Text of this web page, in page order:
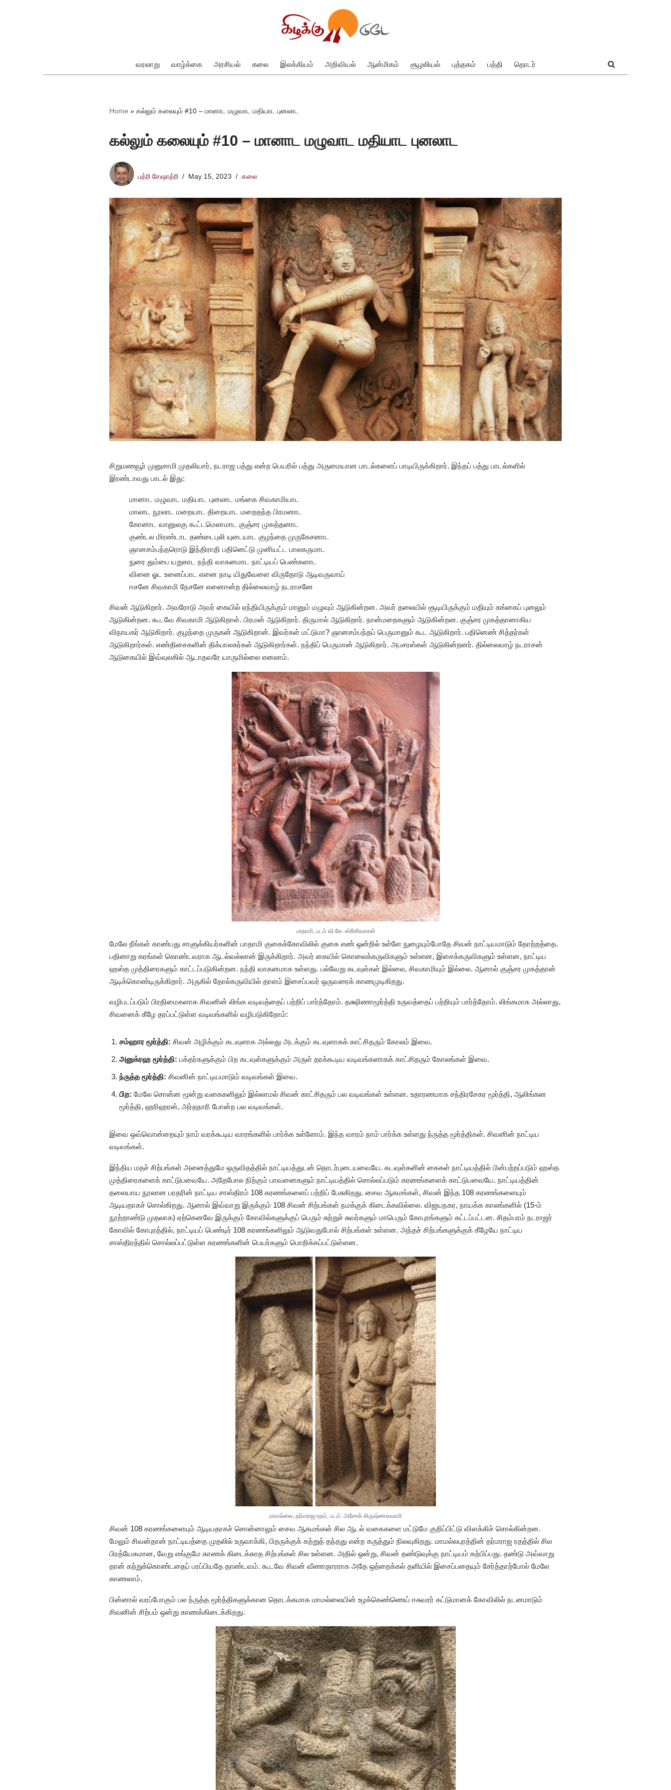
வரலாறு
வாழ்க்கை அரசியல் கலை இலக்கியம் அறிவியல் ஆன்மிகம் சூழலியல் புத்தகம் பத்தி தொடர்
Home » கல்லும் கலையும் #10 – மானாட மழுவாட மதியாட புனலாட
கல்லும் கலையும் #10 – மானாட மழுவாட மதியாட புனலாட
பத்ரி சேஷாத்ரி May 15, 2023 கலை
சிறுமணவூர் முனுசாமி முதலியார், நடராஜ பத்து என்ற பெயரில் பத்து அருமையான பாடல்களைப் பாடியிருக்கிறார். இந்தப் பத்து பாடல்களில்
இரண்டாவது பாடல் இது:
மானாட மழுவாட மதியாட புனலாட மங்கை சிவகாமியாட
மாலாட நூலாட மறையாட திறையாட மறைதந்த பிரமனாட
கோனாட வானுலகு கூட்டமெலாமாட குஞ்சர முகத்தனாட
குண்டல மிரண்டாட தண்டைபுலி யுடையாட குழந்தை முருகேசனாட
ஞானசம்பந்தரொடு இந்திராதி பதினெட்டு முனியட்ட பாலகருமாட
நுரை தும்பை யறுகாட நந்தி வாகனமாட நாட்டியப் பெண்களாட
வினை ஓட உனைப்பாட எனை நாடி யிதுவேளை விருதோடு ஆடிவருவாய்
ஈசனே சிவகாமி நேசனே எனைஈன்ற தில்லைவாழ் நடராசனே
சிவன் ஆடுகிறார். அவரோடு அவர் கையில் ஏந்தியிருக்கும் மானும் மழுவும் ஆடுகின்றன. அவர் தலையில் சூடியிருக்கும் மதியும் கங்கைப் புனலும்
ஆடுகின்றன. கூடவே சிவகாமி ஆடுகிறாள். பிரமன் ஆடுகிறார். திருமால் ஆடுகிறார். நான்மறைகளும் ஆடுகின்றன. குஞ்சர முகத்தானாகிய
விநாயகர் ஆடுகிறார். குழந்தை முருகன் ஆடுகிறான். இவர்கள் மட்டுமா? ஞானசம்பந்தப் பெருமானும் கூட ஆடுகிறார். பதினெண் சித்தர்கள்
ஆடுகிறார்கள். எண்திசைகளின் திக்பாலகர்கள் ஆடுகிறார்கள். நந்திப் பெருமான் ஆடுகிறார். அபசரஸ்கள் ஆடுகின்றனர். தில்லைவாழ் நடராசன்
ஆடுகையில் இவ்வுலகில் ஆடாதவரே யாருமில்லை எனலாம்.
பாதாமி, படம் வி.கே. ஸ்ரீனிவாசன்
மேலே நீங்கள் காண்பது சாளுக்கியர்களின் பாதாமி குகைக்கோவிலில் குகை எண் ஒன்றில் உள்ளே நுழையும்போதே சிவன் நாட்டியமாடும் தோற்றத்தை.
பதினாறு கரங்கள் கொண்டவராக ஆடல்வல்லான் இருக்கிறார். அவர் கையில் கொலைக்கருவிகளும் உள்ளன, இசைக்கருவிகளும் உள்ளன, நாட்டிய
ஹஸ்த முத்திரைகளும் காட்டப்படுகின்றன. நந்தி வாகனமாக உள்ளது. பல்வேறு கடவுள்கள் இல்லை, சிவகாமியும் இல்லை. ஆனால் குஞ்சர முகத்தான்
ஆடிக்கொண்டிருக்கிறார். அருகில் தோல்கருவியில் தாளம் இசைப்பவர் ஒருவரைக் காணமுடிகிறது.
வழிபடப்படும் பிரதிமைகளாக சிவனின் லிங்க வடிவத்தைப் பற்றிப் பார்த்தோம். தக்ஷிணாமூர்த்தி உருவத்தைப் பற்றியும் பார்த்தோம். லிங்கமாக அல்லாது,
சிவனைக் கீழே தரப்பட்டுள்ள வடிவங்களில் வழிபடுகிறோம்:
சம்ஹார மூர்த்தி: சிவன் அழிக்கும் கடவுளாக அல்லது அடக்கும் கடவுளாகக் காட்சிதரும் கோலம் இவை.
அனுக்ரஹ மூர்த்தி: பக்தர்களுக்கும் பிற கடவுள்களுக்கும் அருள் தரக்கூடிய வடிவங்களாகக் காட்சிதரும் கோலங்கள் இவை.
ந்ருத்த மூர்த்தி: சிவனின் நாட்டியமாடும் வடிவங்கள் இவை.
பிற: மேலே சொன்ன மூன்று வகைகளிலும் இல்லாமல் சிவன் காட்சிதரும் பல வடிவங்கள் உள்ளன. உதாரணமாக சந்திரசேகர மூர்த்தி, ஆலிங்கன
மூர்த்தி, ஹரிஹரன், அர்தநாரி போன்ற பல வடிவங்கள்.
இவை ஒவ்வொன்றையும் நாம் வரக்கூடிய வாரங்களில் பார்க்க உள்ளோம். இந்த வாரம் நாம் பார்க்க உள்ளது ந்ருத்த மூர்த்திகள். சிவனின் நாட்டிய
வடிவங்கள்.
இந்திய மதச் சிற்பங்கள் அனைத்துமே ஒருவிதத்தில் நாட்டியத்துடன் தொடர்புடையவையே. கடவுள்களின் கைகள் நாட்டியத்தில் பின்பற்றப்படும் ஹஸ்த
முத்திரைகளைக் காட்டுபவையே. அதேபோல நிற்கும் பாவனைகளும் நாட்டியத்தில் சொல்லப்படும் கரணங்களைக் காட்டுபவையே. நாட்டியத்தின்
தலையாய நூலான பரதரின் நாட்டிய சாஸ்திரம் 108 கரணங்களைப் பற்றிப் பேசுகிறது. சைவ ஆகமங்கள், சிவன் இந்த 108 கரணங்களையும்
ஆடியதாகச் சொல்கிறது. ஆனால் இவ்வாறு இருக்கும் 108 சிவன் சிற்பங்கள் நமக்குக் கிடைக்கவில்லை. விஜயநகர, நாயக்க காலங்களில் (15-ம்
நூற்றாண்டு முதலாக) ஏற்கெனவே இருக்கும் கோவில்களுக்குப் பெரும் சுற்றுச் சுவர்களும் மாபெரும் கோபுரங்களும் கட்டப்பட்டன. சிதம்பரம் நடராஜர்
கோவில் கோபுரத்தில், நாட்டியப் பெண்டிர் 108 கரணங்களிலும் ஆடுவதுபோல் சிற்பங்கள் உள்ளன. அந்தச் சிற்பங்களுக்குக் கீழேயே நாட்டிய
சாஸ்திரத்தில் சொல்லப்பட்டுள்ள கரணங்களின் பெயர்களும் பொறிக்கப்பட்டுள்ளன.
மாமல்லை, தர்மராஜ ரதம், படம்: அசோக் கிருஷ்ணசுவாமி
சிவன் 108 கரணங்களையும் ஆடியதாகச் சொன்னாலும் சைவ ஆகமங்கள் சில ஆடல் வகைகளை மட்டுமே குறிப்பிட்டு விளக்கிச் சொல்கின்றன.
மேலும் சிவன்தான் நாட்டியத்தை முதலில் உருவாக்கி, பிறருக்குக் கற்றுத் தந்தது என்ற கருத்தும் நிலவுகிறது. மாமல்லபுரத்தின் தர்மராஜ ரதத்தில் சில
பிரத்யேகமான, வேறு எங்குமே காணக் கிடைக்காத சிற்பங்கள் சில உள்ளன. அதில் ஒன்று, சிவன் தண்டுவுக்கு நாட்டியம் கற்பிப்பது. தண்டு அவ்வாறு
தான் கற்றுக்கொண்டதைப் பரப்பியதே தாண்டவம். கூடவே சிவன் வீணாதாரராக அதே ஒற்றைக்கல் தளியில் இசைப்பதையும் சேர்த்தாற்போல் மேலே
காணலாம்.
பின்னால் வரப்போகும் பல ந்ருத்த மூர்த்திகளுக்கான தொடக்கமாக மாமல்லையின் உழக்கெண்ணெய் ஈசுவரர் கட்டுமானக் கோவிலில் நடனமாடும்
சிவனின் சிற்பம் ஒன்று காணக்கிடைக்கிறது.